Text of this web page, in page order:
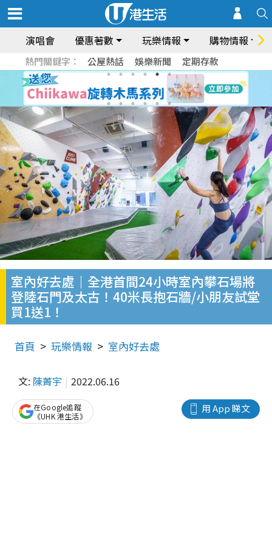
演唱會 優惠著數 玩樂情報 購物情報
熱門關鍵字： 公屋熱話 娛樂新聞 定期存款
室內好去處｜全港首間24小時室內攀石場將
登陸石門及太古！40米長抱石牆/小朋友試堂
買1送1！
首頁 玩樂情報 室內好去處
文: 陳菁宇 2022.06.16
用 App 睇文
在Google追蹤
《UHK 港生活》